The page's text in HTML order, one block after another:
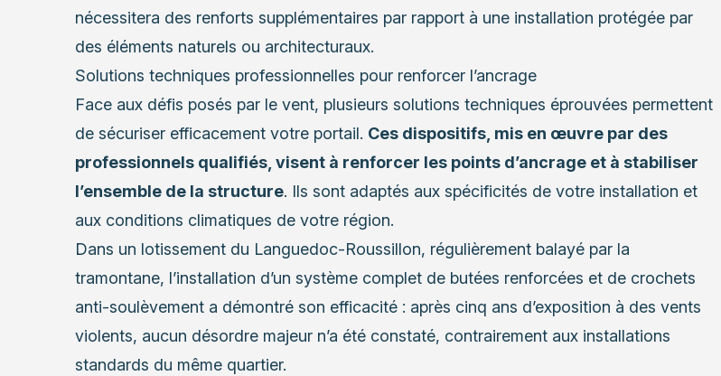
nécessitera des renforts supplémentaires par rapport à une installation protégée par
des éléments naturels ou architecturaux.
Solutions techniques professionnelles pour renforcer l’ancrage
Face aux défis posés par le vent, plusieurs solutions techniques éprouvées permettent
de sécuriser efficacement votre portail. Ces dispositifs, mis en œuvre par des
professionnels qualifiés, visent à renforcer les points d’ancrage et à stabiliser
l’ensemble de la structure. Ils sont adaptés aux spécificités de votre installation et
aux conditions climatiques de votre région.
Dans un lotissement du Languedoc-Roussillon, régulièrement balayé par la
tramontane, l’installation d’un système complet de butées renforcées et de crochets
anti-soulèvement a démontré son efficacité : après cinq ans d’exposition à des vents
violents, aucun désordre majeur n’a été constaté, contrairement aux installations
standards du même quartier.